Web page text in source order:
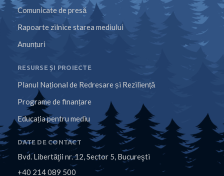
Comunicate de presă
Rapoarte zilnice starea mediului
Anunțuri
RESURSE ȘI PROIECTE
Planul Național de Redresare și Reziliență
Programe de finanțare
Educația pentru mediu
DATE DE CONTACT
Bvd. Libertăţii nr. 12, Sector 5, Bucureşti
+40 214 089 500